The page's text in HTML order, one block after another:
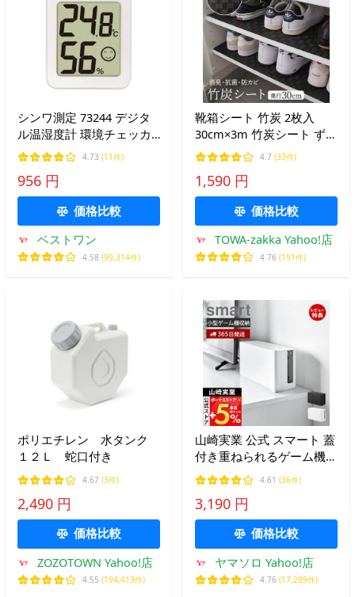
シンワ測定 73244 デジタ
ル温湿度計 環境チェッカ
ー ミニ ホワイト Shinwa
Sokutei
4.73 (11件)
956 円
価格比較
ベストワン
4.58 (99,314件)
靴箱シート 竹炭 2枚入
30cm×3m 竹炭シート ずれ
にくい 靴箱 下駄箱 食器棚
冷蔵庫 引き出し シート 消
臭 抗菌 防カビ フリーカッ
ト 黒 ブラック TZ 送料無
4.7 (33件)
1,590 円
価格比較
TOWA-zakka Yahoo!店
4.76 (191件)
ポリエチレン 水タンク
１２Ｌ 蛇口付き
4.67 (3件)
2,490 円
価格比較
ZOZOTOWN Yahoo!店
4.55 (194,413件)
山崎実業 公式 スマート 蓋
付き重ねられるゲーム機器
収納ケース smart 収納ボ
ックス 仕切り Nintendo
switch2 スイッチ2 10312
10313
4.61 (36件)
3,190 円
価格比較
ヤマソロ Yahoo!店
4.76 (17,289件)